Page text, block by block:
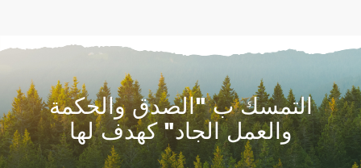
التمسك ب "الصدق والحكمة
والعمل الجاد" كهدف لها